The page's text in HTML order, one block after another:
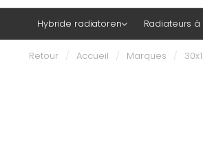
Hybride radiatoren Radiateurs
Retour / Accueil / Marques /